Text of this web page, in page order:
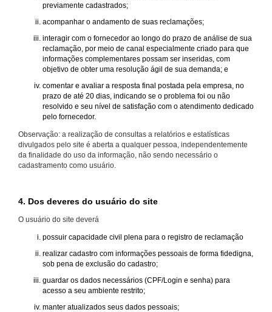
previamente cadastrados;
acompanhar o andamento de suas reclamações;
interagir com o fornecedor ao longo do prazo de análise de sua
reclamação, por meio de canal especialmente criado para que
informações complementares possam ser inseridas, com
objetivo de obter uma resolução ágil de sua demanda; e
comentar e avaliar a resposta final postada pela empresa, no
prazo de até 20 dias, indicando se o problema foi ou não
resolvido e seu nível de satisfação com o atendimento dedicado
pelo fornecedor.
Observação: a realização de consultas a relatórios e estatísticas
divulgados pelo site é aberta a qualquer pessoa, independentemente
da finalidade do uso da informação, não sendo necessário o
cadastramento como usuário.
4. Dos deveres do usuário do site
O usuário do site deverá
possuir capacidade civil plena para o registro de reclamação
realizar cadastro com informações pessoais de forma fidedigna,
sob pena de exclusão do cadastro;
guardar os dados necessários (CPF/Login e senha) para
acesso a seu ambiente restrito;
manter atualizados seus dados pessoais;